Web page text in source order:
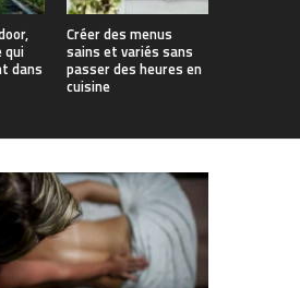
qui
dans
Créer des menus
sains et variés sans
passer des heures en
cuisine